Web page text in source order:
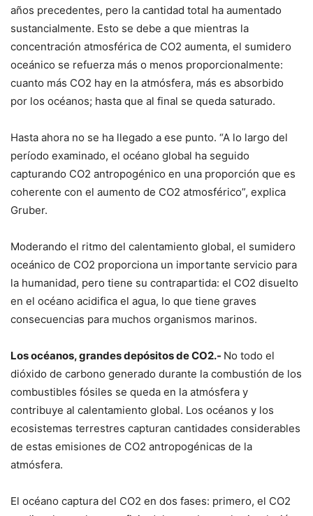
años precedentes, pero la cantidad total ha aumentado
sustancialmente. Esto se debe a que mientras la
concentración atmosférica de CO2 aumenta, el sumidero
oceánico se refuerza más o menos proporcionalmente:
cuanto más CO2 hay en la atmósfera, más es absorbido
por los océanos; hasta que al final se queda saturado.
Hasta ahora no se ha llegado a ese punto. “A lo largo del
período examinado, el océano global ha seguido
capturando CO2 antropogénico en una proporción que es
coherente con el aumento de CO2 atmosférico”, explica
Gruber.
Moderando el ritmo del calentamiento global, el sumidero
oceánico de CO2 proporciona un importante servicio para
la humanidad, pero tiene su contrapartida: el CO2 disuelto
en el océano acidifica el agua, lo que tiene graves
consecuencias para muchos organismos marinos.
Los océanos, grandes depósitos de CO2.- No todo el
dióxido de carbono generado durante la combustión de los
combustibles fósiles se queda en la atmósfera y
contribuye al calentamiento global. Los océanos y los
ecosistemas terrestres capturan cantidades considerables
de estas emisiones de CO2 antropogénicas de la
atmósfera.
El océano captura del CO2 en dos fases: primero, el CO2